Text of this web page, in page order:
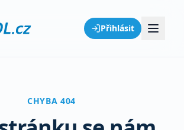
Přihlásit
CHYBA 404